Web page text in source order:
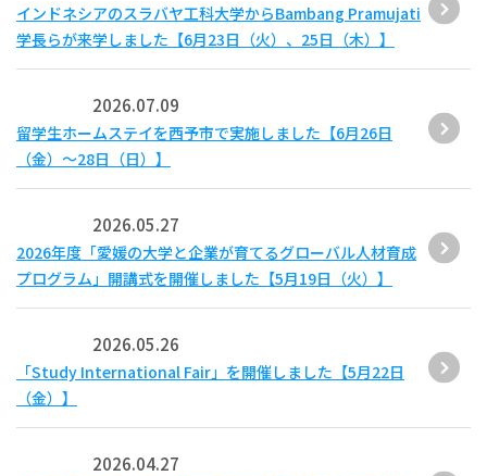
インドネシアのスラバヤ工科大学からBambang Pramujati
学長らが来学しました【6月23日（火）、25日（木）】
2026.07.09
留学生ホームステイを西予市で実施しました【6月26日
（金）～28日（日）】
2026.05.27
2026年度「愛媛の大学と企業が育てるグローバル人材育成
プログラム」開講式を開催しました【5月19日（火）】
2026.05.26
「Study International Fair」を開催しました【5月22日
（金）】
2026.04.27